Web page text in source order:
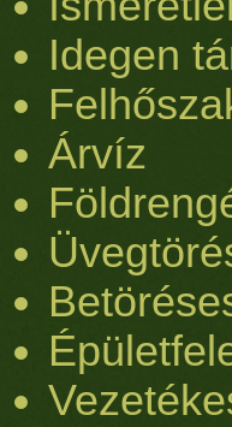
Idegen
Árvíz